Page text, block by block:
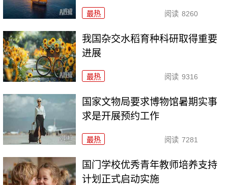
最热 阅读 8260
我国杂交水稻育种科研取得重要
进展
最热 阅读 9316
国家文物局要求博物馆暑期实事
求是开展预约工作
最热 阅读 7281
国门学校优秀青年教师培养支持
计划正式启动实施